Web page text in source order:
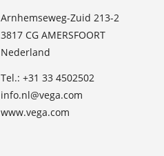
Arnhemseweg-Zuid 213-2
3817 CG AMERSFOORT
Nederland
Tel.: +31 33 4502502
info.nl@vega.com
www.vega.com